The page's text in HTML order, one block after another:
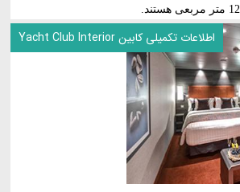
اطلاعات تکمیلی کابین Yacht Club Interior